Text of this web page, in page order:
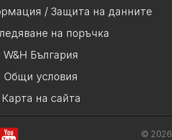
/ Защита на данните
на поръчка
W&H България
Общи условия
Карта на сайта
© 2026